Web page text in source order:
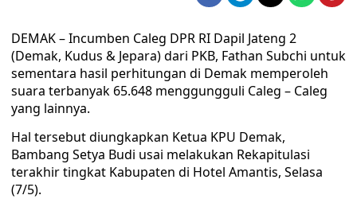
DEMAK – Incumben Caleg DPR RI Dapil Jateng 2
(Demak, Kudus & Jepara) dari PKB, Fathan Subchi untuk
sementara hasil perhitungan di Demak memperoleh
suara terbanyak 65.648 menggungguli Caleg – Caleg
yang lainnya.
Hal tersebut diungkapkan Ketua KPU Demak,
Bambang Setya Budi usai melakukan Rekapitulasi
terakhir tingkat Kabupaten di Hotel Amantis, Selasa
(7/5).